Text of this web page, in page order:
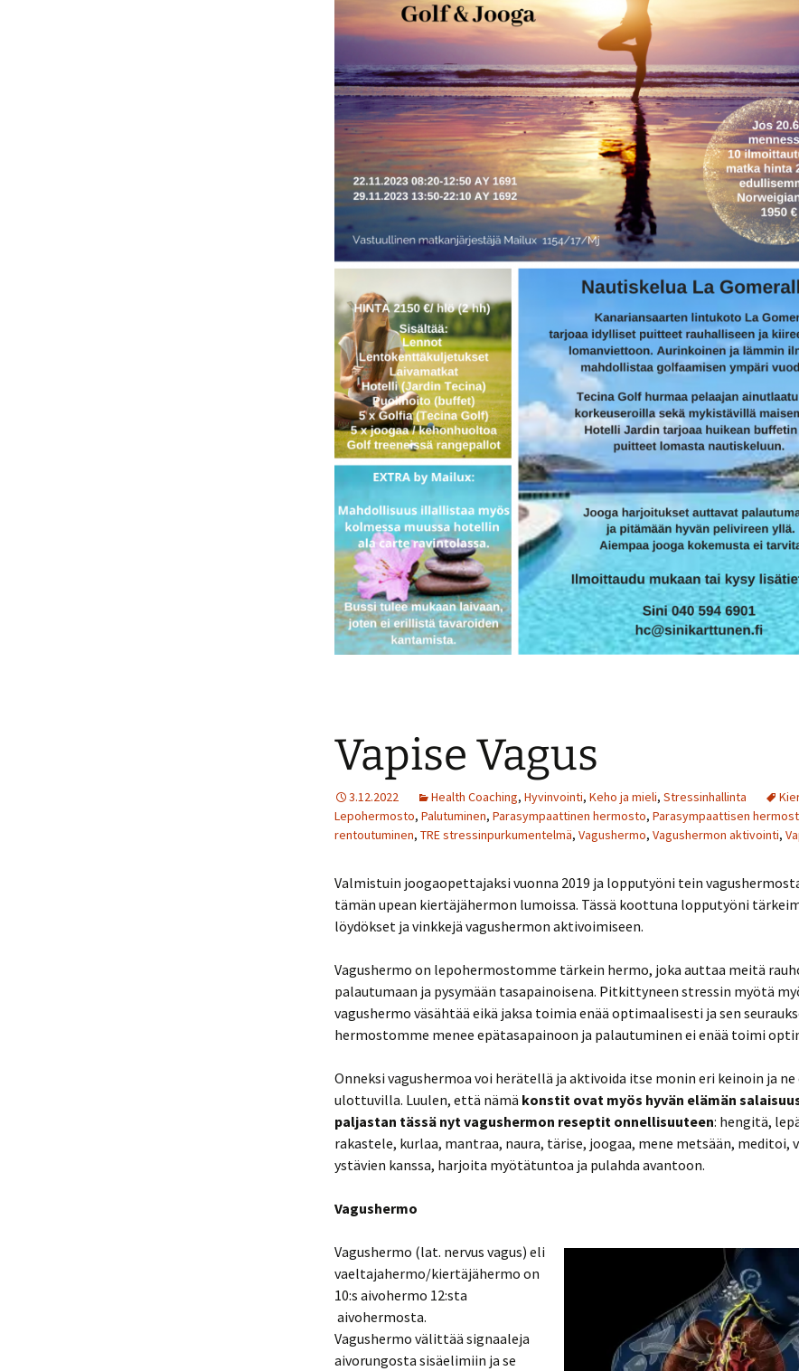
Vapise Vagus
3.12.2022 Health Coaching, Hyvinvointi, Keho ja mieli, Stressinhallinta
Lepohermosto, Palutuminen, Parasympaattinen hermosto, Parasympaattisen
rentoutuminen, TRE stressinpurkumentelmä, Vagushermo, Vagushermon aktivointi,
Valmistuin joogaopettajaksi vuonna 2019 ja lopputyöni tein
tämän upean kiertäjähermon lumoissa. Tässä koottuna lopputyöni
löydökset ja vinkkejä vagushermon aktivoimiseen.
Vagushermo on lepohermostomme tärkein hermo, joka auttaa meitä
palautumaan ja pysymään tasapainoisena. Pitkittyneen stressin myötä
vagushermo väsähtää eikä jaksa toimia enää optimaalisesti ja sen
hermostomme menee epätasapainoon ja palautuminen ei enää toimi
Onneksi vagushermoa voi herätellä ja aktivoida itse monin eri keinoin ja ne
ulottuvilla. Luulen, että nämä konstit ovat myös hyvän elämän
paljastan tässä nyt vagushermon reseptit onnellisuuteen: hengitä,
rakastele, kurlaa, mantraa, naura, tärise, joogaa, mene metsään, meditoi,
ystävien kanssa, harjoita myötätuntoa ja pulahda avantoon.
Vagushermo
Vagushermo (lat. nervus vagus) eli
vaeltajahermo/kiertäjähermo on
10:s aivohermo 12:sta
aivohermosta.
Vagushermo välittää signaaleja
aivorungosta sisäelimiin ja se